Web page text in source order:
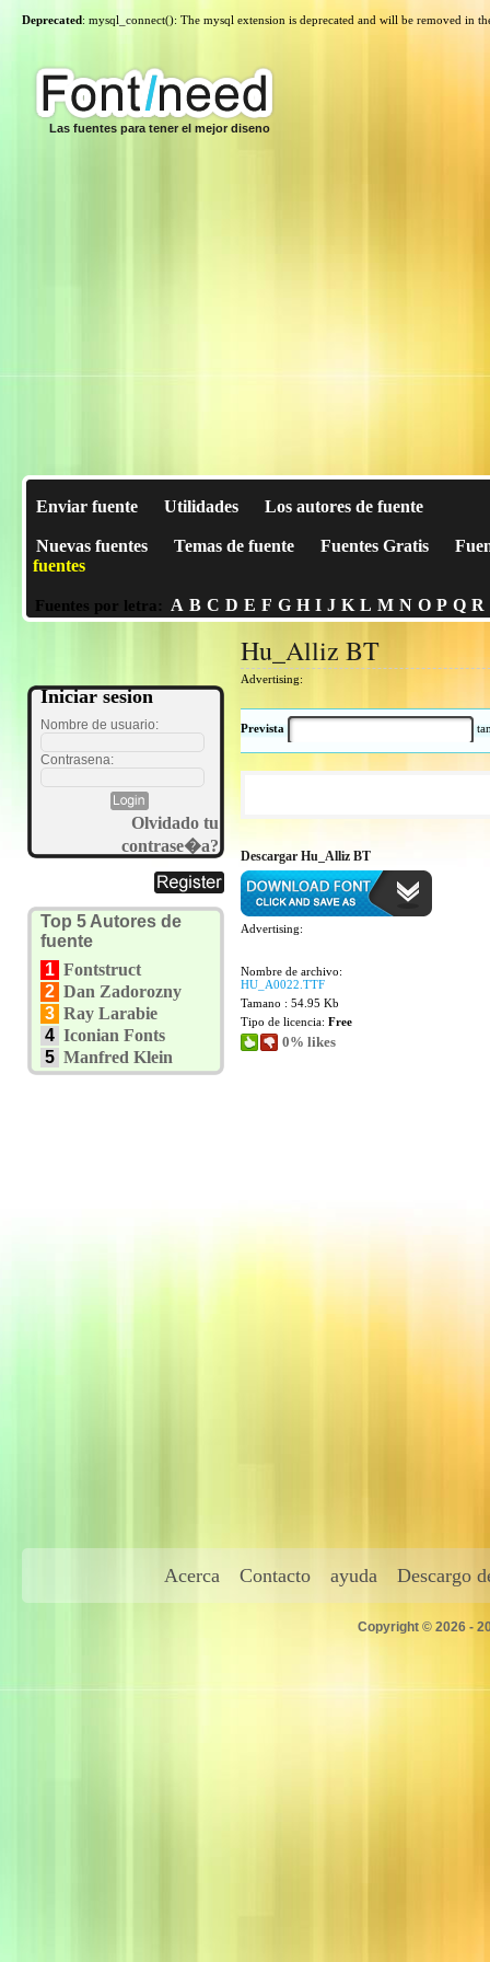
Deprecated: mysql_connect(): The mysql extension is deprecated and will be removed in
Las fuentes para tener el mejor diseno
Enviar fuente Utilidades Los autores de fuente
Nuevas fuentes Temas de fuente Fuentes Gratis
fuentes
Fuentes por letra: A B C D E F G H I J K L M N O P Q R
Iniciar sesion
Nombre de usuario:
Contrasena:
Olvidado tu
contrase�a?
Top 5 Autores de
fuente
1 Fontstruct
2 Dan Zadorozny
3 Ray Larabie
4 Iconian Fonts
5 Manfred Klein
Hu_Alliz BT
Advertising:
Prevista
Descargar Hu_Alliz BT
Advertising:
Nombre de archivo:
HU_A0022.TTF
Tamano : 54.95 Kb
Tipo de licencia: Free
0% likes
Acerca Contacto ayuda Descargo
Copyright © 2026 -